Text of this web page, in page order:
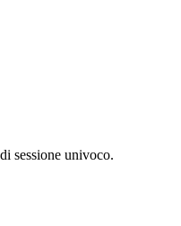
sessione univoco.